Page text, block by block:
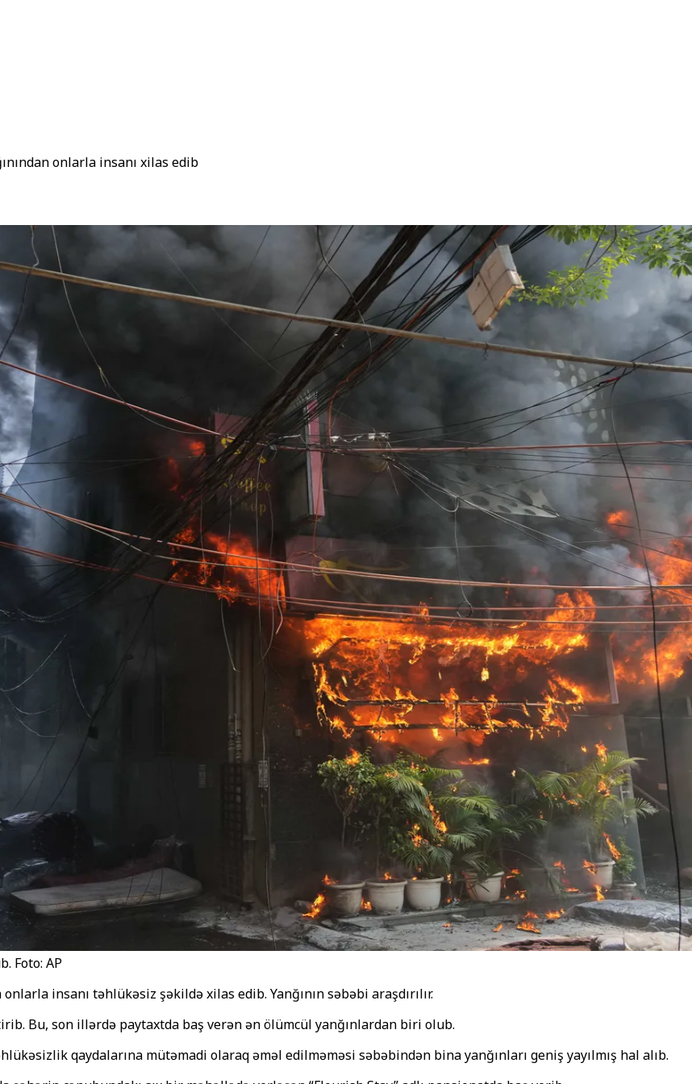
onlarla insanı xilas edib
Foto: AP
insanı təhlükəsiz şəkildə xilas edib. Yanğının səbəbi araşdırılır.
Bu, son illərdə paytaxtda baş verən ən ölümcül yanğınlardan biri olub.
qaydalarına mütəmadi olaraq əməl edilməməsi səbəbindən bina yanğınları geniş yayılmış hal alıb.